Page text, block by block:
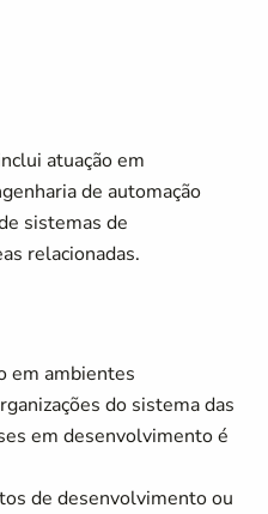
atuação em
de automação
sistemas de
relacionadas.
em ambientes
do sistema das
em desenvolvimento é
de desenvolvimento ou